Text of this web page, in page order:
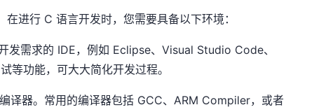
进行 C 语言开发时，您需要具备以下环境：
发需求的 IDE，例如 Eclipse、Visual Studio Code、
等功能，可大大简化开发过程。
译器。常用的编译器包括 GCC、ARM Compiler，或者